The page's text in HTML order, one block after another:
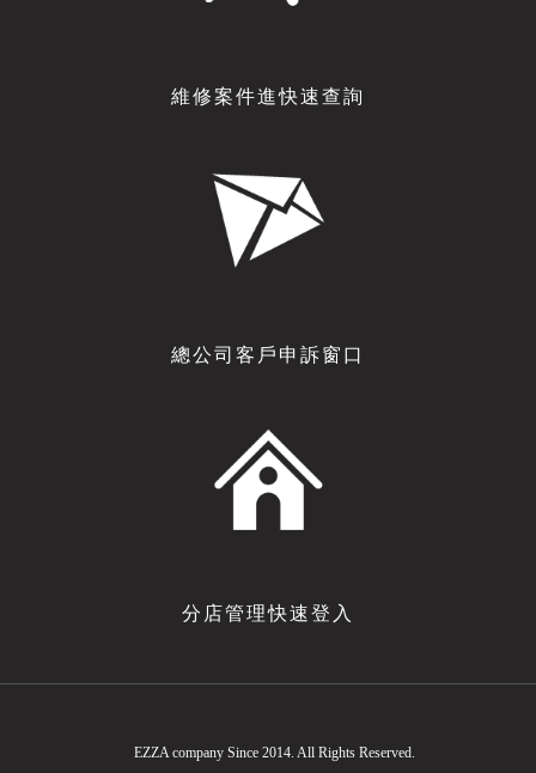
維修案件進快速查詢
總公司客戶申訴窗口
分店管理快速登入
EZZA company Since 2014. All Rights Reserved.